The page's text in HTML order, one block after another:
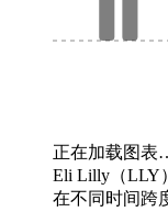
正在加载图表
Eli Lilly（LLY
在不同时间跨